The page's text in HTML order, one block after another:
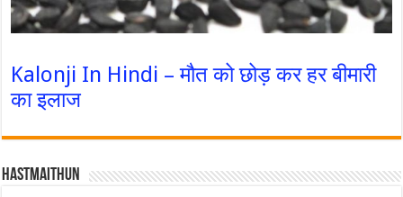
Kalonji In Hindi – मौत को छोड़ कर हर बीमारी
का इलाज
Hastmaithun